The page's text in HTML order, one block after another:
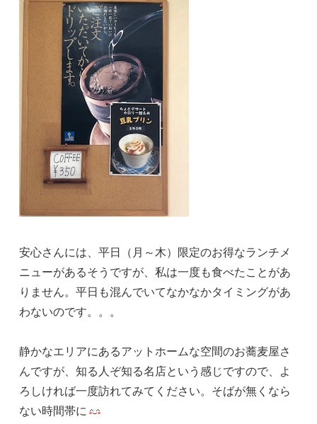
安心さんには、平日（月～木）限定のお得なランチメ
ニューがあるそうですが、私は一度も食べたことがあ
りません。平日も混んでいてなかなかタイミングがあ
わないのです。。。
静かなエリアにあるアットホームな空間のお蕎麦屋さ
んですが、知る人ぞ知る名店という感じですので、よ
ろしければ一度訪れてみてください。そばが無くなら
ない時間帯に